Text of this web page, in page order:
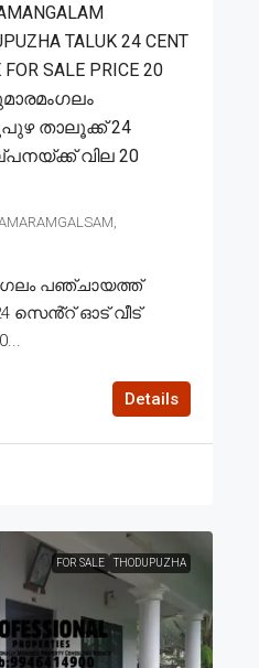
TALUK 24 CENT
FOR SALE PRICE 20
താലൂക്ക് 24
വില 20
പഞ്ചായത്ത്
സെൻ്റ് ഓട് വീട്
Details
FOR SALE THODUPUZHA